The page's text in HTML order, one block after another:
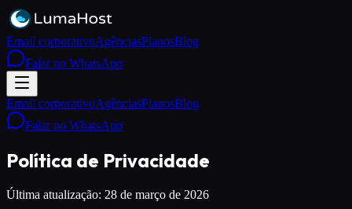
Email corporativoAgênciasPlanosBlog
Falar no WhatsApp
Email corporativoAgênciasPlanosBlog
Falar no WhatsApp
Política de Privacidade
Última atualização: 28 de março de 2026